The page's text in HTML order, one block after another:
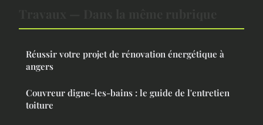
Réussir votre projet de rénovation énergétique à
angers
Couvreur digne-les-bains : le guide de l'entretien
toiture